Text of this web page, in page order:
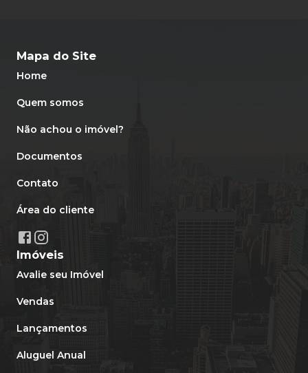
Mapa do Site
Home
Quem somos
Não achou o imóvel?
Documentos
Contato
Área do cliente
Imóveis
Avalie seu Imóvel
Vendas
Lançamentos
Aluguel Anual